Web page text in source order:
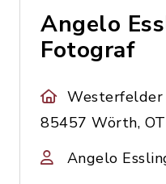
Angelo
Fotograf
Westerfelder
85457 Wörth,
Angelo